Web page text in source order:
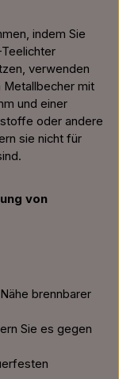
indem Sie
verwenden
Metallbecher mit
und einer
oder andere
sie nicht für
von
brennbarer
Sie es gegen